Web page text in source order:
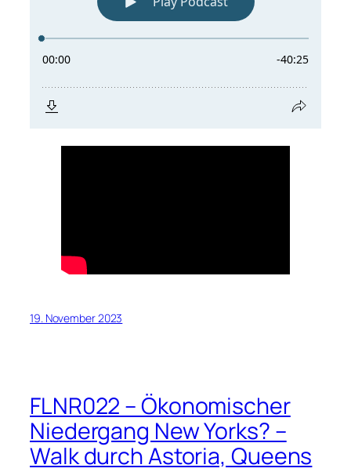
19. November 2023
FLNR022 – Ökonomischer
Niedergang New Yorks? –
Walk durch Astoria, Queens